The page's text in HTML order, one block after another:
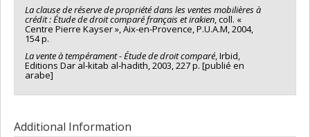
La clause de réserve de propriété dans les ventes mobilières à
crédit : Étude de droit comparé français et irakien, coll. «
Centre Pierre Kayser », Aix-en-Provence, P.U.A.M, 2004,
154 p.
La vente à tempérament - Étude de droit comparé, Irbid,
Editions Dar al-kitab al-hadith, 2003, 227 p. [publié en
arabe]
Additional Information